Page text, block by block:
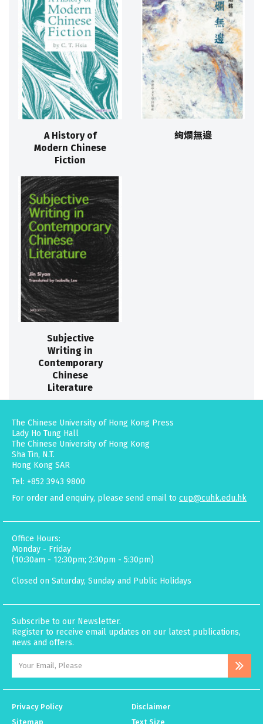
A History of
Modern Chinese
Fiction
絢爛無邊
Subjective
Writing in
Contemporary
Chinese
Literature
The Chinese University of Hong Kong Press
Lady Ho Tung Hall
The Chinese University of Hong Kong
Sha Tin, N.T.
Hong Kong SAR
Tel: +852 3943 9800
For order and enquiry, please send email to cup@cuhk.edu.hk
Office Hours:
Monday - Friday
(10:30am - 12:30pm; 2:30pm - 5:30pm)
Closed on Saturday, Sunday and Public Holidays
Subscribe to our Newsletter.
Register to receive email updates on our latest publications,
news and offers.
Privacy Policy
Disclaimer
Sitemap
Text Size